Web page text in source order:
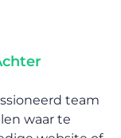
team
waar te